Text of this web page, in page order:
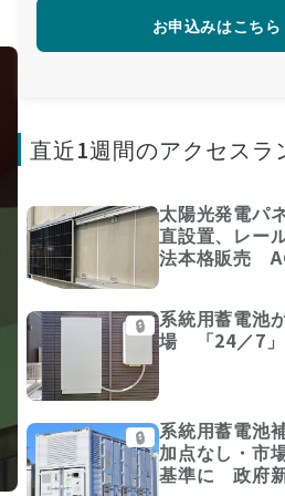
お申込みはこちら
直近1週間のアクセスラ
太陽光発電パ
直設置、レー
法本格販売
🔒
系統用蓄電池
場 「24／7」
🔒
系統用蓄電池
加点なし・市
基準に 政府